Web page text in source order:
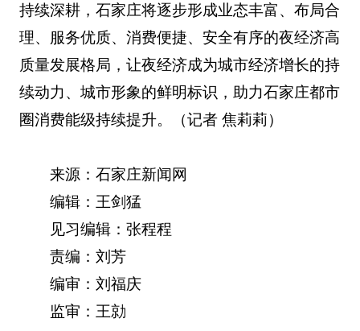
持续深耕，石家庄将逐步形成业态丰富、布局合
理、服务优质、消费便捷、安全有序的夜经济高
质量发展格局，让夜经济成为城市经济增长的持
续动力、城市形象的鲜明标识，助力石家庄都市
圈消费能级持续提升。（记者 焦莉莉）
来源：石家庄新闻网
编辑：王剑猛
见习编辑：张程程
责编：刘芳
编审：刘福庆
监审：王勍